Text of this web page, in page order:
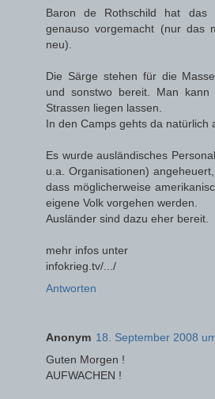
Baron de Rothschild hat das
genauso vorgemacht (nur das
neu).
Die Särge stehen für die
und sonstwo bereit. Man
Strassen liegen lassen.
In den Camps gehts da natürlich
Es wurde ausländisches
u.a. Organisationen)
dass möglicherweise
eigene Volk vorgehen werden.
Ausländer sind dazu eher bereit.
mehr infos unter
infokrieg.tv/.../
Antworten
Anonym 18. September 2008
Guten Morgen !
AUFWACHEN !